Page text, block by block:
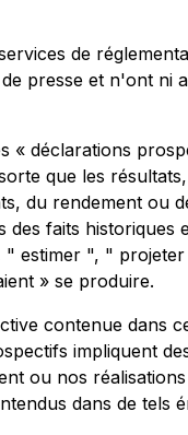
de
presse et n'ont
« déclarations
que les
du rendement ou
faits
", "
» se produire.
contenue dans
impliquent
ou nos
dans de tels